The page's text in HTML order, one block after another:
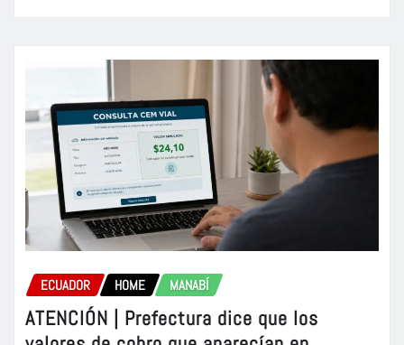
ECUADOR HOME MANABÍ
ATENCIÓN | Prefectura dice que los